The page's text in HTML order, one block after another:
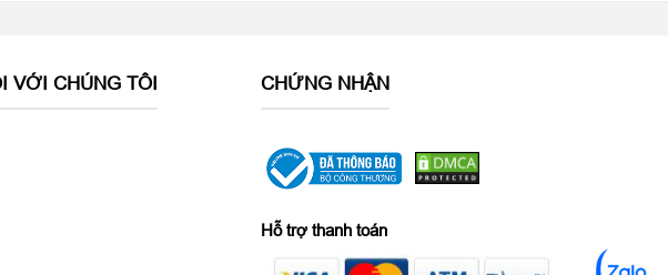
VỚI CHÚNG TÔI CHỨNG NHẬN
Hỗ trợ thanh toán